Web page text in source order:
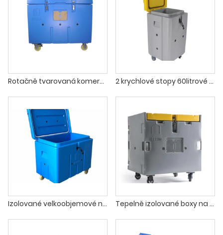
Rotačně tvarovaná komerční přepravní nádoba na suchý led 2 krychlové stopy 60litrové skladovací nádoby na suchý led
Izolované velkoobjemové nádoby na skladovací nádoby na suchý led Tepelně izolované boxy na skladování suchého ledu